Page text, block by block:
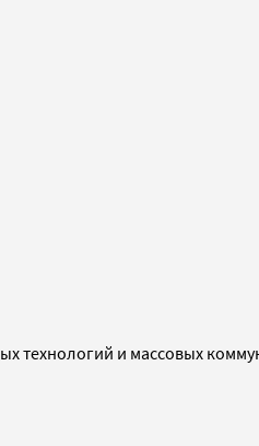
технологий и массовых